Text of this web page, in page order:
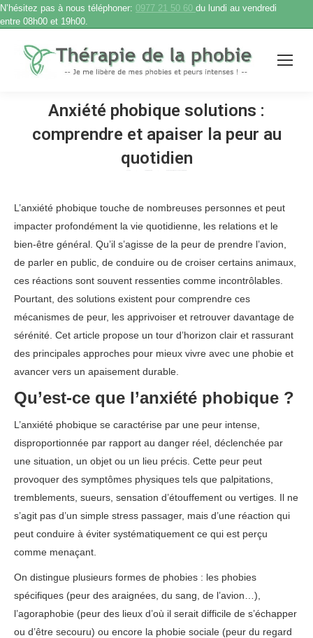
N’hésitez pas à nous téléphoner: 0977 21 50 60 du lundi au vendredi
entre 08h00 et 19h00.
Anxiété phobique solutions :
comprendre et apaiser la peur au
quotidien
L’anxiété phobique touche de nombreuses personnes et peut
impacter profondément la vie quotidienne, les relations et le
bien-être général. Qu’il s’agisse de la peur de prendre l’avion,
de parler en public, de conduire ou de croiser certains animaux,
ces réactions sont souvent ressenties comme incontrôlables.
Pourtant, des solutions existent pour comprendre ces
mécanismes de peur, les apprivoiser et retrouver davantage de
sérénité. Cet article propose un tour d’horizon clair et rassurant
des principales approches pour mieux vivre avec une phobie et
avancer vers un apaisement durable.
Qu’est-ce que l’anxiété phobique ?
L’anxiété phobique se caractérise par une peur intense,
disproportionnée par rapport au danger réel, déclenchée par
une situation, un objet ou un lieu précis. Cette peur peut
provoquer des symptômes physiques tels que palpitations,
tremblements, sueurs, sensation d’étouffement ou vertiges. Il ne
s’agit pas d’un simple stress passager, mais d’une réaction qui
peut conduire à éviter systématiquement ce qui est perçu
comme menaçant.
On distingue plusieurs formes de phobies : les phobies
spécifiques (peur des araignées, du sang, de l’avion…),
l’agoraphobie (peur des lieux d’où il serait difficile de s’échapper
ou d’être secouru) ou encore la phobie sociale (peur du regard